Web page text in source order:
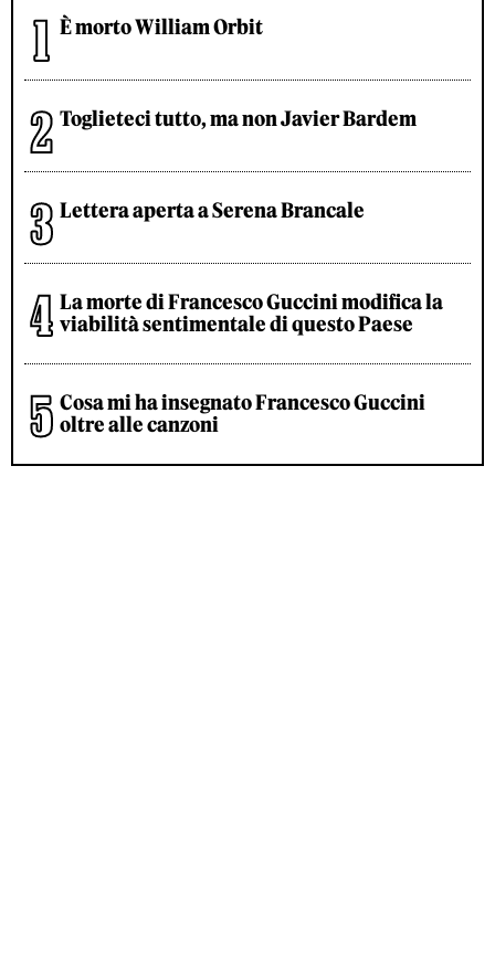
È morto William Orbit
Toglieteci tutto, ma non Javier Bardem
Lettera aperta a Serena Brancale
La morte di Francesco Guccini modifica la
viabilità sentimentale di questo Paese
Cosa mi ha insegnato Francesco Guccini
oltre alle canzoni